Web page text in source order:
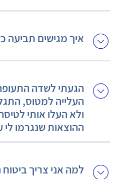
איך מגישים תביעה
הגעתי לשדה
העלייה למטוס,
ולא העלו אותי
ההוצאות שנגרמו לי
למה אני צריך